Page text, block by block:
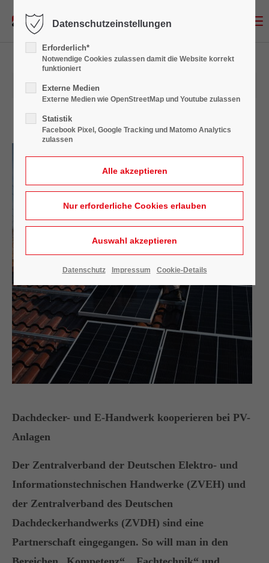
Login
Benutzername
Passwort
Anmelden
|Lost your password?
Lorem ipsum dolor sit amet:
24h/ 365days
We offer support for our customers
Get in touch
San Francisco, CA 94102
Have any questions?
+44 1234 567 890
28.02.2023 10:27
Dachdecker- und E-Handwerk kooperieren bei PV-
Anlagen
Der Zentralverband der Deutschen Elektro- und
Informationstechnischen Handwerke (ZVEH) und
der Zentralverband des Deutschen
Dachdeckerhandwerks (ZVDH) sind eine
Partnerschaft eingegangen. So will man in den
Datenschutzeinstellungen
Erforderlich*
Notwendige Cookies zulassen damit die Website korrekt
funktioniert
Externe Medien
Externe Medien wie OpenStreetMap und Youtube zulassen
Statistik
Facebook Pixel, Google Tracking und Matomo Analytics
zulassen
Datenschutz Impressum Cookie-Details